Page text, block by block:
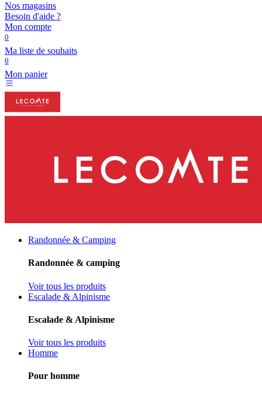
Nos magasins
Besoin d'aide ?
Mon compte
0
Ma liste de souhaits
0
Mon panier
Randonnée & Camping
Randonnée & camping
Voir tous les produits
Escalade & Alpinisme
Escalade & Alpinisme
Voir tous les produits
Homme
Pour homme